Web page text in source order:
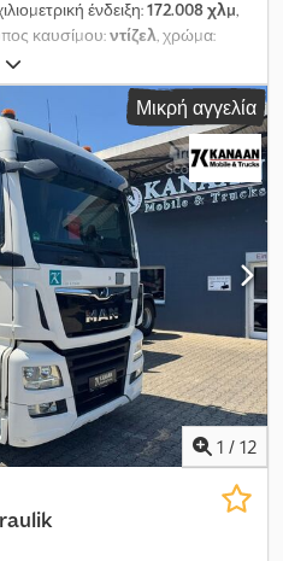
ένδειξη:172.008 χλμ,
καυσίμου:ντίζελ , χρώμα:
ευστάθειας (ESP),
, Γεια σας! Dkodpfezf Txusx
σε εμάς. Σας
εξάρτυση:
τον αριθμό τηλεφώνου σας
Έλεγχος) * Σταθερή
Συρόμενη πόρτα δεξιά * Κάμερα
Bluetooth-audio * Κλιματισμός *
Αισθητήρες παρκαρίσματος
περίπου 80% * Περιποιημένη
* Διαχωριστικό τοίχωμα -
- Πανγερμανική
οποιαδήποτε στιγμή -
- Ανταλλαγή οχήματος
κατόπιν ραντεβού
Μικρή αγγελία
1 / 12